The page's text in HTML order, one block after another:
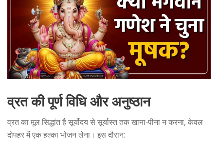
व्रत की पूर्ण विधि और अनुष्ठान
व्रत का मूल सिद्धांत है सूर्योदय से सूर्यास्त तक खाना‑पीना न करना, केवल
दोपहर में एक हल्का भोजन लेना। इस दौरान: